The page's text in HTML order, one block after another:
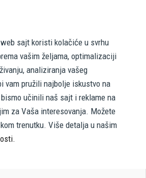
sajt koristi kolačiće u svrhu
vašim željama, optimalizaciji
analiziranja vašeg
vam pružili najbolje iskustvo na
učinili naš sajt i reklame na
za Vaša interesovanja. Možete
trenutku. Više detalja u našim